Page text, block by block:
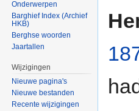
Onderwerpen
Barghief Index (Archief
HKB)
Berghse woorden
Jaartallen
Wijzigingen
Nieuwe pagina's
Nieuwe bestanden
Recente wijzigingen